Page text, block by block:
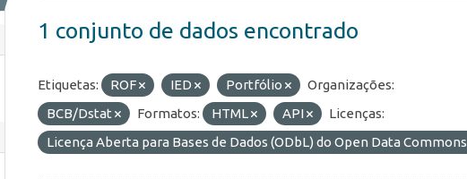
1 conjunto de dados encontrado
Etiquetas: ROF IED Portfólio
Organizações:
BCB/Dstat
Formatos: HTML API
Licenças:
Licença Aberta para Bases de Dados (ODbL) do Open Data Commons